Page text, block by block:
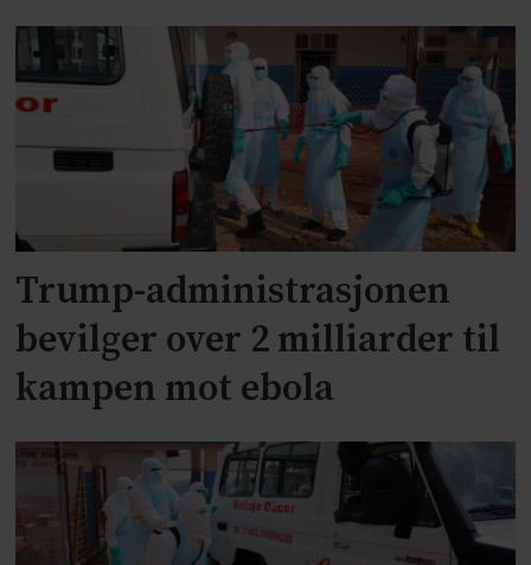
Trump-administrasjonen
bevilger over 2 milliarder til
kampen mot ebola